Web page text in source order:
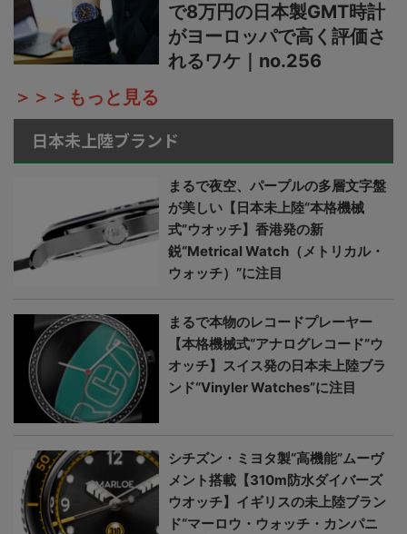
で8万円の日本製GMT時計
がヨーロッパで高く評価さ
れるワケ｜no.256
＞＞＞もっと見る
日本未上陸ブランド
まるで夜空、パープルの多層文字盤
が美しい【日本未上陸“本格機械
式”ウオッチ】香港発の新
鋭“Metrical Watch（メトリカル・
ウォッチ）”に注目
まるで本物のレコードプレーヤー
【本格機械式“アナログレコード”ウ
オッチ】スイス発の日本未上陸ブラ
ンド“Vinyler Watches”に注目
シチズン・ミヨタ製“高機能”ムーヴ
メント搭載【310m防水ダイバーズ
ウオッチ】イギリスの未上陸ブラン
ド“マーロウ・ウォッチ・カンパニ